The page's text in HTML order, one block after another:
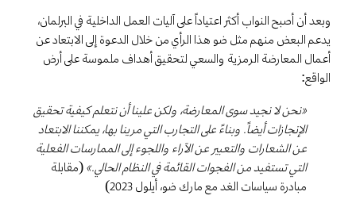
وبعد أن أصبح النواب أكثر اعتياداً على آليات العمل الداخلية في البرلمان،
يدعم البعض منهم مثل ضو هذا الرأي من خلال الدعوة إلى الابتعاد عن
أعمال المعارضة الرمزية والسعي لتحقيق أهداف ملموسة على أرض
الواقع:
«نحن لا نجيد سوى المعارضة، ولكن علينا أن نتعلم كيفية تحقيق
الإنجازات أيضاً. وبناءً على التجارب التي مرينا بها، يمكننا الابتعاد
عن الشعارات والتعبير عن الآراء واللجوء إلى الممارسات الفعلية
التي تستفيد من الفجوات القائمة في النظام الحالي.»(مقابلة
مبادرة سياسات الغد مع مارك ضو، أيلول 2023)